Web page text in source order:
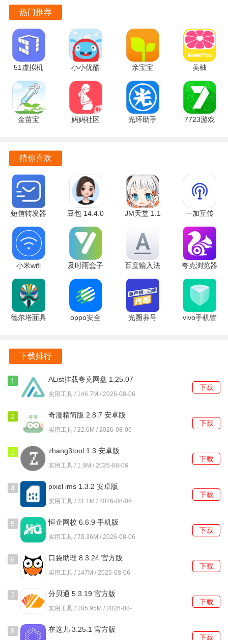
打开J2ME模拟器进入主页面，点击右下角的“+”按钮，准备添
加游戏文件。
rel#100000
安卓版
7.2.9.32
热门推荐
51虚拟机
1.3.1.3.40-
64cnfn 官
方版
小小优酷
5.5.0 官方
版
亲宝宝
11.14.7 手
机版
美柚
9.09.0.0 最
新版
金苗宝
妈妈社区
光环助手
7723游戏
猜你喜欢
短信转发器
3.3.2.240815
安卓版
豆包 14.4.0
官方版
JM天堂 1.1
一加互传
16.4.50 安
卓版
小米wifi
5.9.7 手机
版
及时雨盒子
1.1.1 安卓
版
百度输入法
荣耀定制版
8.2.8.307
官方版
夸克浏览器
海外版
v1.10.9.900
中文免费版
德尔塔面具
安卓版
oppo安全
光圈养号
vivo手机管
下载排行
1
AList挂载夸克网盘 1.25.07
安卓版
实用工具 / 146.7M / 2026-08-06
下载
2 奇漫精简版 2.8.7 安卓版
实用工具 / 22.6M / 2026-08-06
下载
3 zhang3tool 1.3 安卓版
实用工具 / 1.9M / 2026-08-06
下载
4 pixel ims 1.3.2 安卓版
实用工具 / 31.1M / 2026-08-06
下载
5 恒企网校 6.6.9 手机版
实用工具 / 70.36M / 2026-08-06
下载
6 口袋助理 8.3.24 官方版
实用工具 / 147M / 2026-08-06
下载
7 分贝通 5.3.19 官方版
实用工具 / 205.95M / 2026-08-
下载
8
在这儿 3.25.1 官方版
下载